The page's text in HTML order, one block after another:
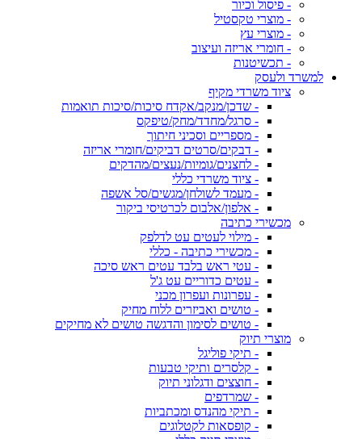
- פיסול וכיור
- מוצרי טקסטיל
- מוצרי עץ
- חומרי אריזה ועיצוב
- תכשיטנות
למשרד ולעסק
ציוד משרדי מקיף
- שדכן/מנקב/אקדח סיכות/סיכות תואמות
- סרגל/מחדד/מחק/טיפקס
- מספריים וסכיני חיתוך
- דבקים/סרטים דביקים/חומרי אריזה
- לחצנים/גומיות/נעצים/מהדקים
- ציוד משרדי כללי
- מעמד לשולחן/מגשים/סל אשפה
- אלפון/אלבום לכרטיסי ביקור
מכשירי כתיבה
- מילוי לעטים עט לדלפק
- מכשירי כתיבה - כללי
- עטי ראש בלבד עטים ראש סיכה
- עטים כדוריים עט ג'ל
- עפרונות ועפרון מכני
- טושים ואביזרים ללוח מחיק
- טושים לסימון והדגשה טושים לא מחיקים
מוצרי תיוק
- תיקי פוליגל
- קלסרים ותיקי טבעות
- חוצצים ודגלוני תיוק
- שמרדפים
- תיקי מהנדס ומכתביות
- קופסאות לקטלוגים